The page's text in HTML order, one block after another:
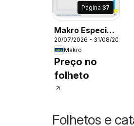
Página 37
Makro Especial
Peixe e Marisco
20/07/2026 - 31/08/2026
Makro
Preço no
folheto
Folhetos e